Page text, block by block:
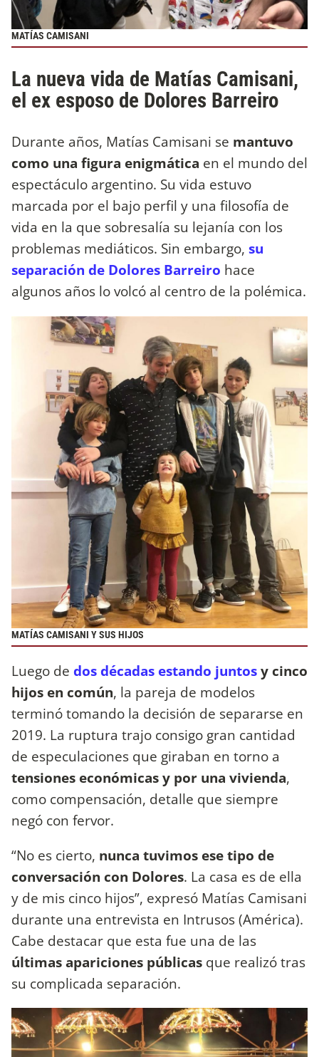
MATÍAS CAMISANI
La nueva vida de Matías Camisani,
el ex esposo de Dolores Barreiro
Durante años, Matías Camisani se mantuvo
como una figura enigmática en el mundo del
espectáculo argentino. Su vida estuvo
marcada por el bajo perfil y una filosofía de
vida en la que sobresalía su lejanía con los
problemas mediáticos. Sin embargo, su
separación de Dolores Barreiro hace
algunos años lo volcó al centro de la polémica.
MATÍAS CAMISANI Y SUS HIJOS
Luego de dos décadas estando juntosy cinco
hijos en común, la pareja de modelos
terminó tomando la decisión de separarse en
2019. La ruptura trajo consigo gran cantidad
de especulaciones que giraban en torno a
tensiones económicas y por una vivienda,
como compensación, detalle que siempre
negó con fervor.
“No es cierto, nunca tuvimos ese tipo de
conversación con Dolores. La casa es de ella
y de mis cinco hijos”, expresó Matías Camisani
durante una entrevista en Intrusos (América).
Cabe destacar que esta fue una de las
últimas apariciones públicas que realizó tras
su complicada separación.